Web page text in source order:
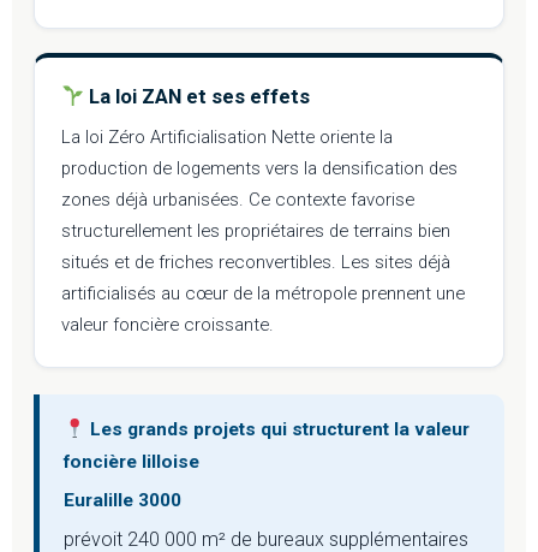
La loi ZAN et ses effets
La loi Zéro Artificialisation Nette oriente la
production de logements vers la densification des
zones déjà urbanisées. Ce contexte favorise
structurellement les propriétaires de terrains bien
situés et de friches reconvertibles. Les sites déjà
artificialisés au cœur de la métropole prennent une
valeur foncière croissante.
Les grands projets qui structurent la valeur
foncière lilloise
Euralille 3000
prévoit 240 000 m² de bureaux supplémentaires